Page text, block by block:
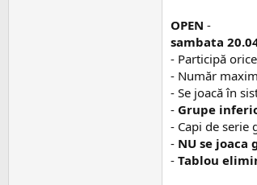
OPEN -
sambata
- Participă
- Număr
- Se joacă în
- Grupe
- Capi de serie
- NU se joaca
- Tablou